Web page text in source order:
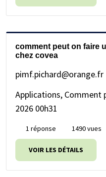
comment peut on faire
chez covea
pimf.pichard@orange.fr
Applications, Comment
2026 00h31
1 réponse 1490 vues
VOIR LES DÉTAILS